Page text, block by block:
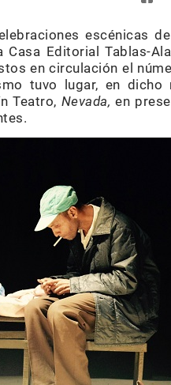
escénicas
Casa Editorial Tablas-
en circulación el
tuvo lugar, en dicho
Teatro, Nevada,en